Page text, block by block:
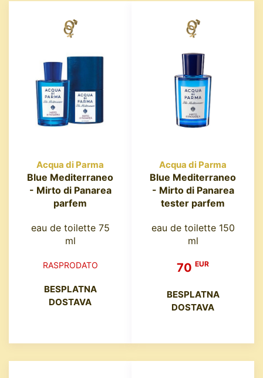
Acqua di Parma
Blue Mediterraneo
- Mirto di Panarea
parfem
eau de toilette 75
ml
RASPRODATO
BESPLATNA
DOSTAVA
Acqua di Parma
Blue Mediterraneo
- Mirto di Panarea
tester parfem
eau de toilette 150
ml
70 EUR
BESPLATNA
DOSTAVA